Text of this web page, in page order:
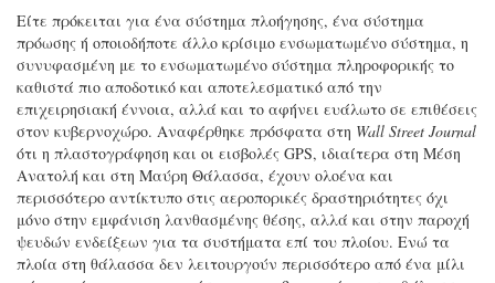
Είτε πρόκειται για ένα σύστημα πλοήγησης, ένα σύστημα
πρόωσης ή οποιοδήποτε άλλο κρίσιμο ενσωματωμένο σύστημα, η
συνυφασμένη με το ενσωματωμένο σύστημα πληροφορικής το
καθιστά πιο αποδοτικό και αποτελεσματικό από την
επιχειρησιακή έννοια, αλλά και το αφήνει ευάλωτο σε επιθέσεις
στον κυβερνοχώρο. Αναφέρθηκε πρόσφατα στη Wall Street Journal
ότι η πλαστογράφηση και οι εισβολές GPS, ιδιαίτερα στη Μέση
Ανατολή και στη Μαύρη Θάλασσα, έχουν ολοένα και
περισσότερο αντίκτυπο στις αεροπορικές δραστηριότητες όχι
μόνο στην εμφάνιση λανθασμένης θέσης, αλλά και στην παροχή
ψευδών ενδείξεων για τα συστήματα επί του πλοίου. Ενώ τα
πλοία στη θάλασσα δεν λειτουργούν περισσότερο από ένα μίλι